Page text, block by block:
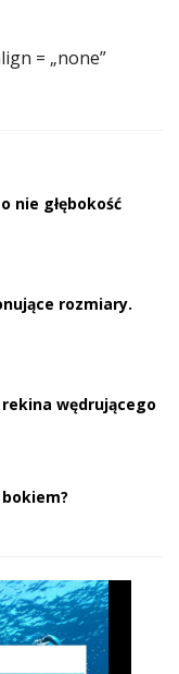
= „none”
nie głębokość
rozmiary.
wędrującego